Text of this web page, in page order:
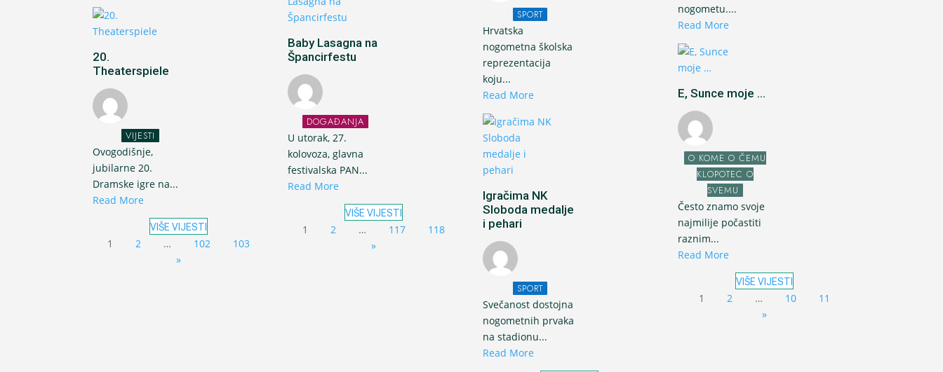
20.
Theaterspiele
VIJESTI
Ovogodišnje,
jubilarne 20.
Dramske igre na...
Read More
VIŠE VIJESTI
1 2 … 102
103
»
Baby Lasagna na
Špancirfestu
DOGAĐANJA
U utorak, 27.
kolovoza, glavna
festivalska PAN...
Read More
VIŠE VIJESTI
1 2 … 117
118
»
SPORT
Hrvatska
nogometna školska
reprezentacija
koju...
Read More
Igračima NK
Sloboda medalje
i pehari
SPORT
Svečanost dostojna
nogometnih prvaka
na stadionu...
Read More
nogometu....
Read More
E, Sunce moje ...
O KOME O ČEMU
KLOPOTEC O
SVEMU
Često znamo svoje
najmilije počastiti
raznim...
Read More
VIŠE VIJESTI
1 2 … 10
11
»